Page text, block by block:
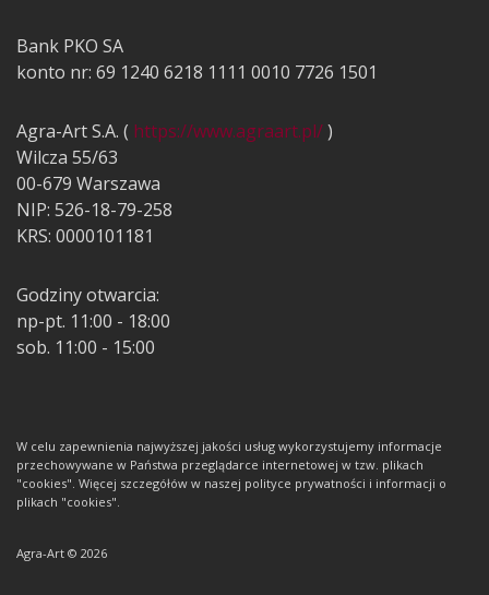
Bank PKO SA
konto nr: 69 1240 6218 1111 0010 7726 1501
Agra-Art S.A. ( https://www.agraart.pl/)
Wilcza 55/63
00-679 Warszawa
NIP: 526-18-79-258
KRS: 0000101181
Godziny otwarcia:
np-pt. 11:00 - 18:00
sob. 11:00 - 15:00
W celu zapewnienia najwyższej jakości usług wykorzystujemy informacje
przechowywane w Państwa przeglądarce internetowej w tzw. plikach
"cookies". Więcej szczegółów w naszej polityce prywatności i informacji o
plikach "cookies".
Agra-Art © 2026